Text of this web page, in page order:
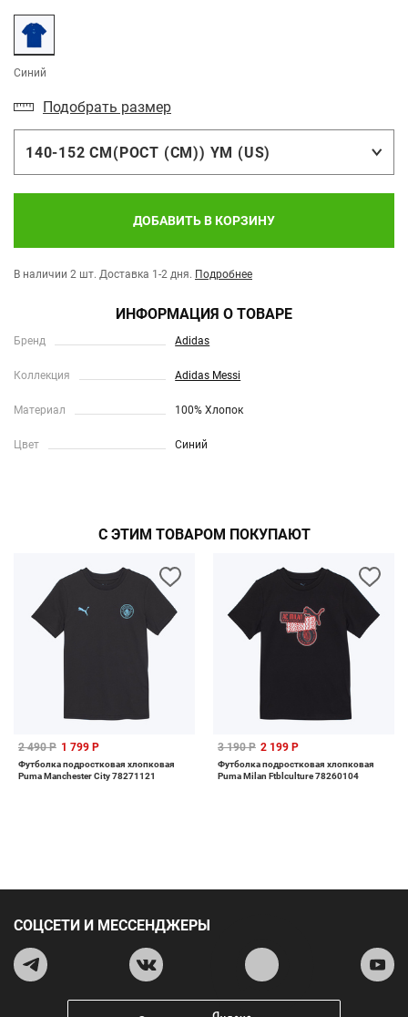
Синий
Подобрать размер
140-152 СМ(РОСТ (СМ)) YM (US)
ДОБАВИТЬ В КОРЗИНУ
В наличии 2 шт. Доставка 1-2 дня. Подробнее
ИНФОРМАЦИЯ О ТОВАРЕ
Бренд Adidas
Коллекция Adidas Messi
Материал 100% Хлопок
Цвет Синий
С ЭТИМ ТОВАРОМ ПОКУПАЮТ
2 490 Р 1 799 Р
Футболка подростковая хлопковая
Puma Manchester City 78271121
3 190 Р 2 199 Р
Футболка подростковая хлопковая
Puma Milan Ftblculture 78260104
СОЦСЕТИ И МЕССЕНДЖЕРЫ